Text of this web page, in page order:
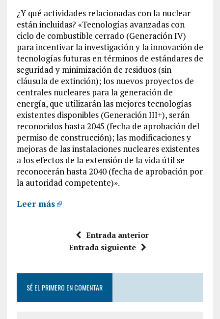
¿Y qué actividades relacionadas con la nuclear
están incluidas? «Tecnologías avanzadas con
ciclo de combustible cerrado (Generación IV)
para incentivar la investigación y la innovación de
tecnologías futuras en términos de estándares de
seguridad y minimización de residuos (sin
cláusula de extinción); los nuevos proyectos de
centrales nucleares para la generación de
energía, que utilizarán las mejores tecnologías
existentes disponibles (Generación III+), serán
reconocidos hasta 2045 (fecha de aprobación del
permiso de construcción); las modificaciones y
mejoras de las instalaciones nucleares existentes
a los efectos de la extensión de la vida útil se
reconocerán hasta 2040 (fecha de aprobación por
la autoridad competente)».
Leer más
Entrada anterior
Entrada siguiente
SÉ EL PRIMERO EN COMENTAR